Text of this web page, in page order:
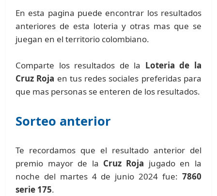
En esta pagina puede encontrar los resultados
anteriores de esta loteria y otras mas que se
juegan en el territorio colombiano.
Comparte los resultados de la Loteria de la
Cruz Roja en tus redes sociales preferidas para
que mas personas se enteren de los resultados.
Sorteo anterior
Te recordamos que el resultado anterior del
premio mayor de la Cruz Roja jugado en la
noche del martes 4 de junio 2024 fue: 7860
serie 175.